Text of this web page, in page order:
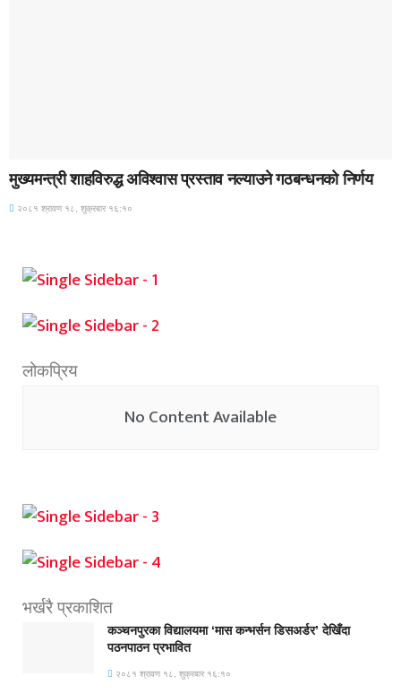
मुख्यमन्त्री शाहविरुद्ध अविश्वास प्रस्ताव नल्याउने गठबन्धनको निर्णय
२०८१ श्रावण १८, शुक्रबार १६:१०
लोकप्रिय
No Content Available
भर्खरै प्रकाशित
कञ्चनपुरका विद्यालयमा ‘मास कन्भर्सन डिसअर्डर’ देखिँदा
पठनपाठन प्रभावित
२०८१ श्रावण १८, शुक्रबार १६:१०